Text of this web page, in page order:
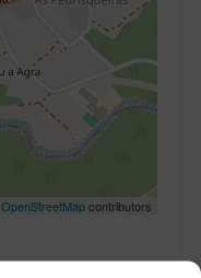
OpenStreetMapcontributors